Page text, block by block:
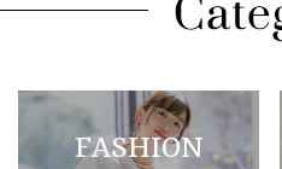
FASHION